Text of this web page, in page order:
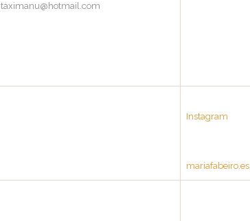
taximanu@hotmail.com
Instagram
mariafabeiro.es